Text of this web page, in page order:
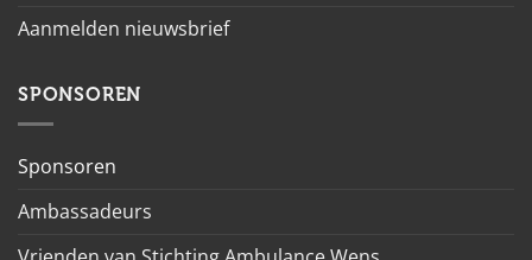
Aanmelden nieuwsbrief
SPONSOREN
Sponsoren
Ambassadeurs